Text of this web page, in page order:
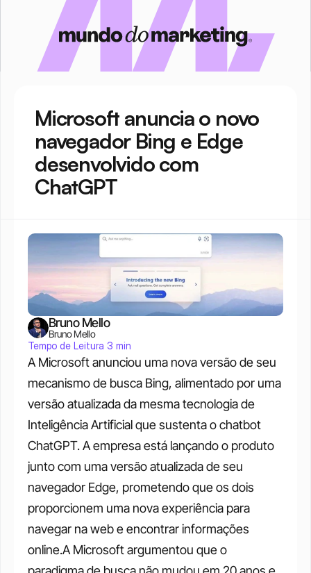
Microsoft anuncia o novo
navegador Bing e Edge
desenvolvido com
ChatGPT
A Microsoft anunciou uma nova versão de seu
mecanismo de busca Bing, alimentado por uma
versão atualizada da mesma tecnologia de
Inteligência Artificial que sustenta o chatbot
ChatGPT. A empresa está lançando o produto
junto com uma versão atualizada de seu
navegador Edge, prometendo que os dois
proporcionem uma nova experiência para
navegar na web e encontrar informações
online.A Microsoft argumentou que o
Bruno Mello
Bruno Mello
Tempo de Leitura 3 min